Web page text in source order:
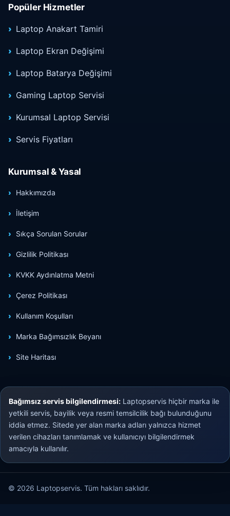
Popüler Hizmetler
Laptop Anakart Tamiri
Laptop Ekran Değişimi
Laptop Batarya Değişimi
Gaming Laptop Servisi
Kurumsal Laptop Servisi
Servis Fiyatları
Kurumsal & Yasal
Hakkımızda
İletişim
Sıkça Sorulan Sorular
Gizlilik Politikası
KVKK Aydınlatma Metni
Çerez Politikası
Kullanım Koşulları
Marka Bağımsızlık Beyanı
Site Haritası
Bağımsız servis bilgilendirmesi: Laptopservis hiçbir marka ile
yetkili servis, bayilik veya resmi temsilcilik bağı bulunduğunu
iddia etmez. Sitede yer alan marka adları yalnızca hizmet
verilen cihazları tanımlamak ve kullanıcıyı bilgilendirmek
amacıyla kullanılır.
© 2026 Laptopservis. Tüm hakları saklıdır.